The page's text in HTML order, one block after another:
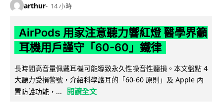
arthur 14 小時
AirPods 用家注意聽力響紅燈 醫學界籲
耳機用戶謹守「60-60」鐵律
長時間高音量佩戴耳機可能導致永久性噪音性聽損。本文盤點 4
大聽力受損警號，介紹科學護耳的「60-60 原則」及 Apple 內
置防護功能，...
閱讀全文